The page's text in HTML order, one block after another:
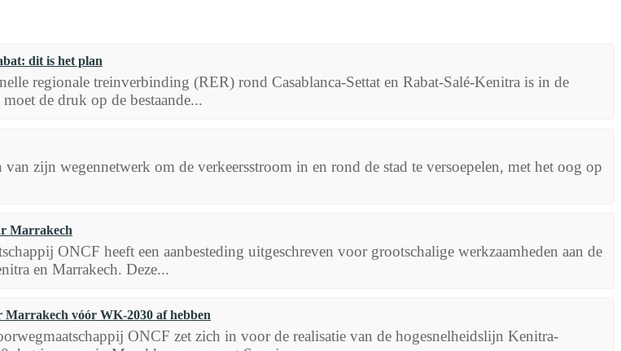
dit is het plan
regionale treinverbinding (RER) rond Casablanca-Settat en Rabat-Salé-Kenitra is in de
de druk op de bestaande...
van zijn wegennetwerk om de verkeersstroom in en rond de stad te versoepelen, met het oog op
Marrakech
ONCF heeft een aanbesteding uitgeschreven voor grootschalige werkzaamheden aan de
en Marrakech. Deze...
vóór WK-2030 af hebben
ONCF zet zich in voor de realisatie van de hogesnelheidslijn Kenitra-